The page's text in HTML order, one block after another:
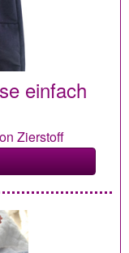
einfach
Zierstoff